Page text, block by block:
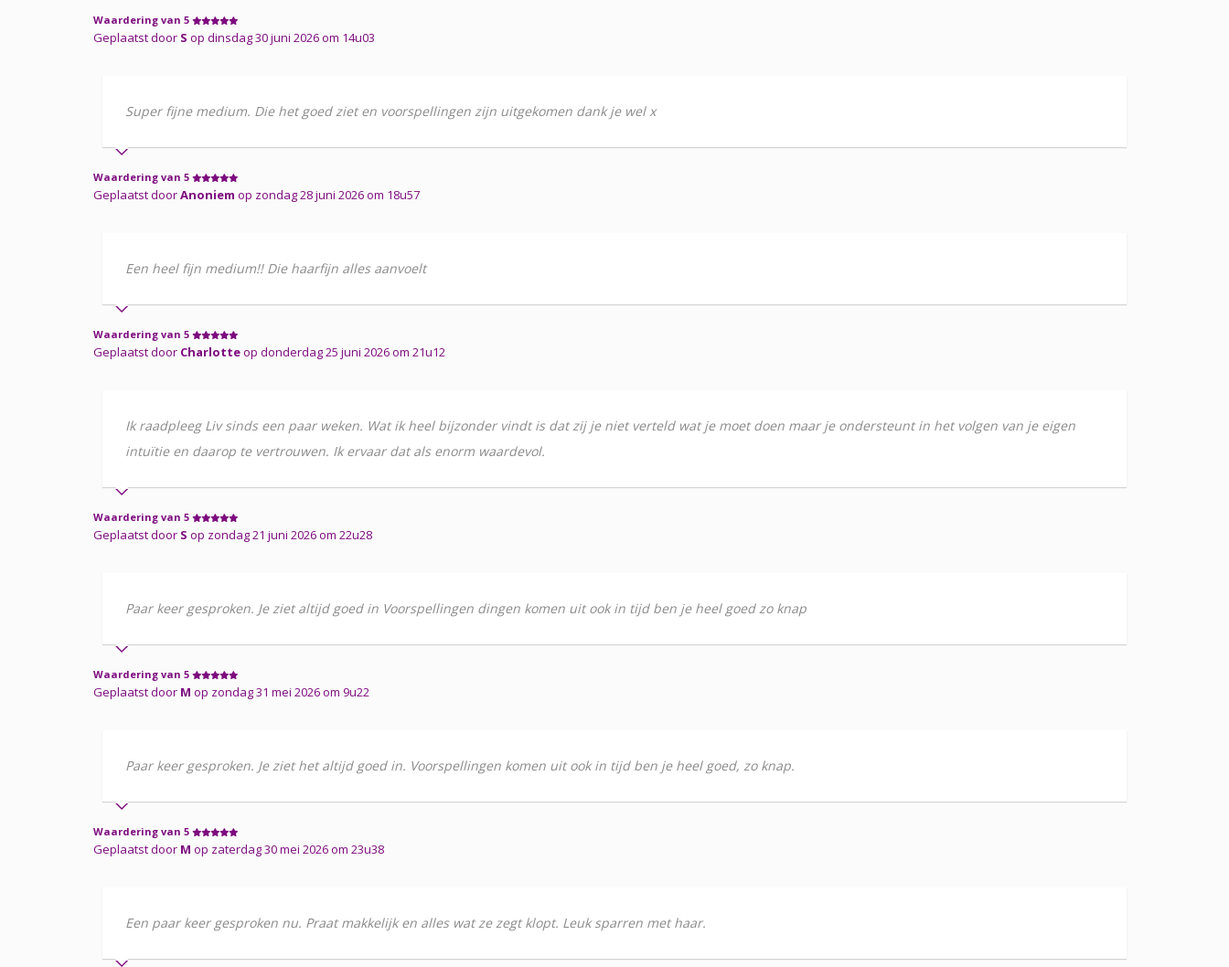
Waardering van 5
Geplaatst door S op dinsdag 30 juni 2026 om 14u03
Super fijne medium. Die het goed ziet en voorspellingen zijn uitgekomen dank je wel x
Waardering van 5
Geplaatst doorAnoniem op zondag 28 juni 2026 om 18u57
Een heel fijn medium!! Die haarfijn alles aanvoelt
Waardering van 5
Geplaatst door Charlotteop donderdag 25 juni 2026 om 21u12
Ik raadpleeg Liv sinds een paar weken. Wat ik heel bijzonder vindt is dat zij je niet verteld wat je moet doen maar je ondersteunt in het volgen van je eigen
intuïtie en daarop te vertrouwen. Ik ervaar dat als enorm waardevol.
Waardering van 5
Geplaatst door S op zondag 21 juni 2026 om 22u28
Paar keer gesproken. Je ziet altijd goed in Voorspellingen dingen komen uit ook in tijd ben je heel goed zo knap
Waardering van 5
Geplaatst door M op zondag 31 mei 2026 om 9u22
Paar keer gesproken. Je ziet het altijd goed in. Voorspellingen komen uit ook in tijd ben je heel goed, zo knap.
Waardering van 5
Geplaatst door M op zaterdag 30 mei 2026 om 23u38
Een paar keer gesproken nu. Praat makkelijk en alles wat ze zegt klopt. Leuk sparren met haar.